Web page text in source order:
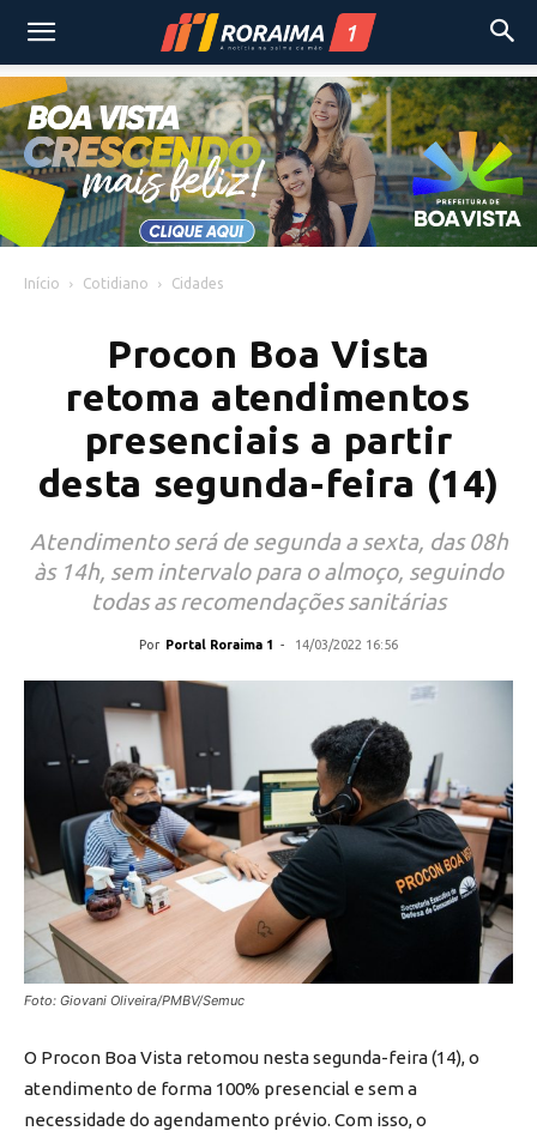
Início Cotidiano Cidades
Procon Boa Vista
retoma atendimentos
presenciais a partir
desta segunda-feira (14)
Atendimento será de segunda a sexta, das 08h
às 14h, sem intervalo para o almoço, seguindo
todas as recomendações sanitárias
Por Portal Roraima 1 - 14/03/2022 16:56
Foto: Giovani Oliveira/PMBV/Semuc
O Procon Boa Vista retomou nesta segunda-feira (14), o
atendimento de forma 100% presencial e sem a
necessidade do agendamento prévio. Com isso, o